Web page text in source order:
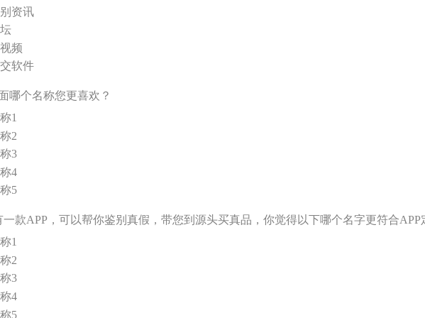
资讯
频
软件
哪个名称您更喜欢？
1
2
3
4
5
一款APP，可以帮你鉴别真假，带您到源头买真品，你觉得以下哪个名字更符合APP
1
2
3
4
5